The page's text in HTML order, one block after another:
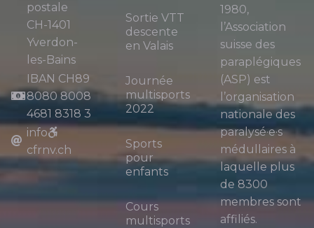
postale
CH-1401
Yverdon-
les-Bains
IBAN CH89
8080 8008
4681 8318 3
info
cfrnv.ch
Sortie VTT
descente
en Valais
Journée
multisports
2022
Sports
pour
enfants
Cours
multisports
1980,
l’Association
suisse des
paraplégiques
(ASP) est
l’organisation
nationale des
paralysé·e·s
médullaires à
laquelle plus
de 8300
membres sont
affiliés.